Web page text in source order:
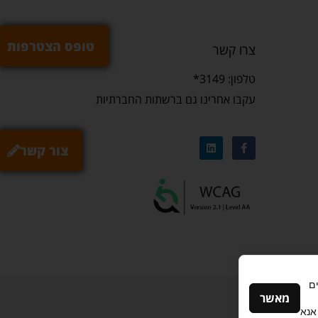
צור קשר
טופס הצטרפות צרו קשר
טלפון: 3149*
עקבו אחרינו גם ברשתות החברתיות
מאשר